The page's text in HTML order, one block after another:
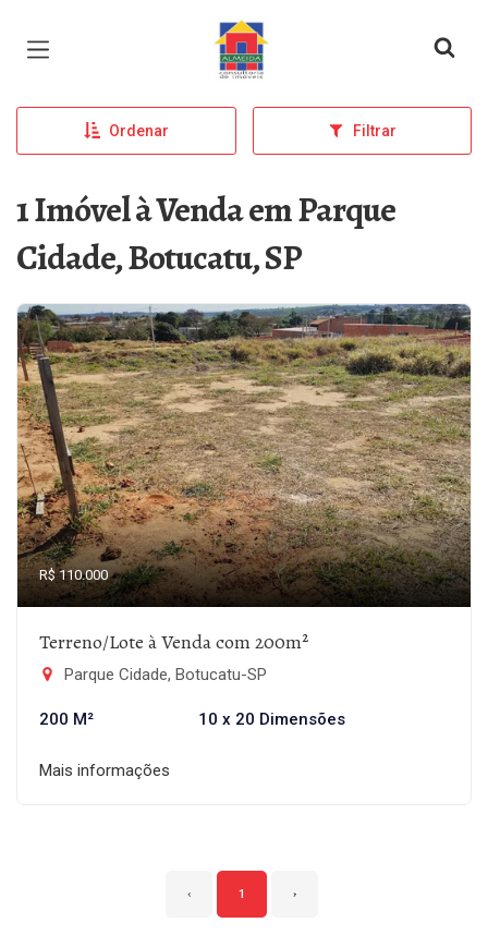
Página inicial
Ordenar Filtrar
1 Imóvel à Venda em Parque
Cidade, Botucatu, SP
R$ 110.000
Terreno/Lote à Venda com 200m²
Parque Cidade, Botucatu-SP
200 M² 10 x 20 Dimensões
Mais informações
‹ 1 ›